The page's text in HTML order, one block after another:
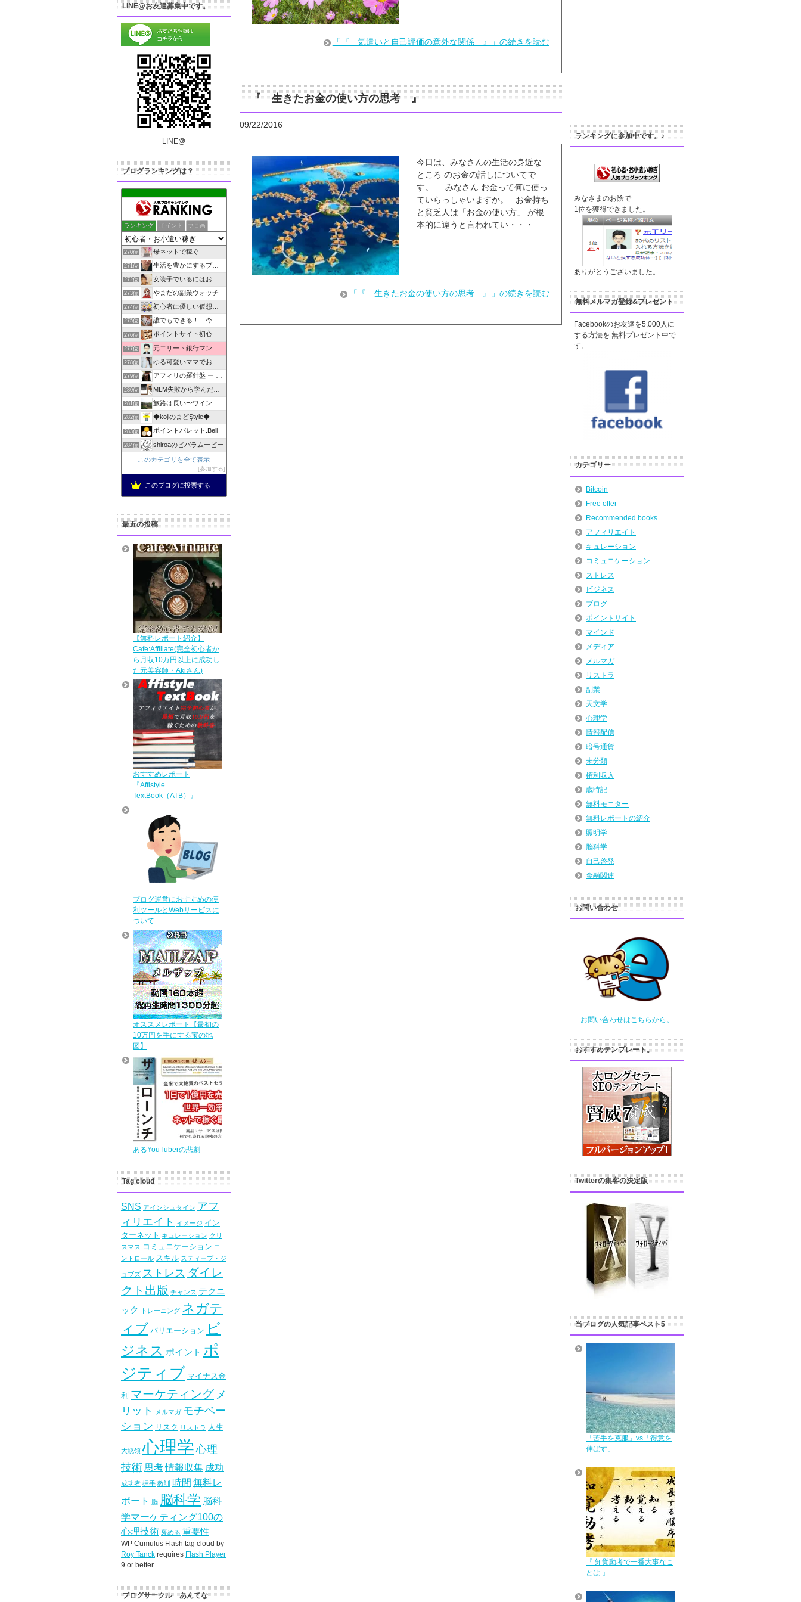
「『 気遣いと自己評価の意外な関係 』」の続きを読む
『 生きたお金の使い方の思考 』
09/22/2016
今日は、みなさんの生活の身近な
ところ のお金の話しについてで
す。 みなさん お金って何に使っ
ていらっしゃいますか。 お金持ち
と貧乏人は「お金の使い方」 が根
本的に違うと言われてい・・・
「『 生きたお金の使い方の思考 』」の続きを読む
LINE@お友達募集中です。
LINE@
ブログランキングは？
ランキング ポイント ブロ画
270位 母ネットで稼ぐ
271位 生活を豊かにするブログ
272位 女装子でいるにはお金がいるの
273位 やまだの副業ウォッチ
274位 初心者に優しい仮想通貨とNFT - ムラゴンブログ
275位 誰でもできる！ 今すぐ始められるお小遣い稼ぎ
276位 ポイントサイト初心者でも簡単に副収入
277位 元エリート銀行マンが教える「ネットビジネスを本業へ」
278位 ゆる可愛いママでおうち稼ぎ
279位 アフィリの羅針盤 ー ネットビジネス航海術
280位 MLM失敗から学んだ人逆転！シニア主婦でもできる
281位 旅路は長い〜ワインや日本酒旅と日常〜
282位 ◆kojiのまどŞtyle◆
283位 ポイントパレット.Bell
284位 shiroaのビバラムービー
このカテゴリを全て表示
参加する
このブログに投票する
最近の投稿
【無料レポート紹介】
Cafe:Affiliate(完全初心者か
ら月収10万円以上に成功し
た元美容師・Akiさん)
おすすめレポート
『Affistyle
TextBook（ATB）』
ブログ運営におすすめの便
利ツールとWebサービスに
ついて
オススメレポート【最初の
10万円を手にする宝の地
図】
あるYouTuberの悲劇
Tag cloud
SNS アインシュタイン アフ
ィリエイト
イメージ イン
ターネット キュレーション クリ
スマス コミュニケーション コ
ントロール スキル スティーブ・ジ
ョブズ ストレス ダイレ
クト出版 チャンス テクニ
ック
トレーニング ネガテ
ィブ バリエーション ビ
ジネス ポイント ポ
ジティブ マイナス金
利 マーケティング メ
リット
メルマガ モチベー
ション リスク リストラ 人生
大統領 心理学 心理
技術 思考情報収集 成功
成功者 握手 教訓 時間 無料レ
ポート
脳 脳科学 脳科
学マーケティング100の
心理技術 褒める 重要性
WP Cumulus Flash tag cloud by
Roy Tanck requires Flash Player
9 or better.
ブログサークル あんてな
ランキングに参加中です。♪
みなさまのお陰で
1位を獲得できました。
ありがとうございました。
無料メルマガ登録&プレゼント
Facebookのお友達を5,000人に
する方法を 無料プレゼント中で
す。
カテゴリー
Bitcoin
Free offer
Recommended books
アフィリエイト
キュレーション
コミュニケーション
ストレス
ビジネス
ブログ
ポイントサイト
マインド
メディア
メルマガ
リストラ
副業
天文学
心理学
情報配信
暗号通貨
未分類
権利収入
歳時記
無料モニター
無料レポートの紹介
照明学
脳科学
自己啓発
金融関連
お問い合わせ
お問い合わせはこちらから。
おすすめテンプレート。
Twitterの集客の決定版
当ブログの人気記事ベスト5
「苦手を克服」vs「得意を
伸ばす」
『 知覚動考で一番大事なこ
とは 』